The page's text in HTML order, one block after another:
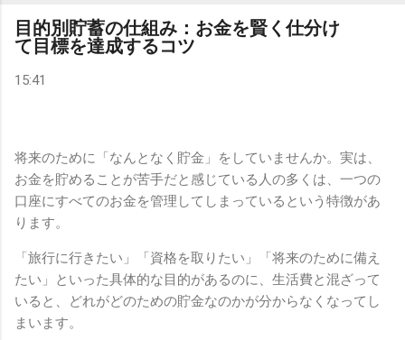
目的別貯蓄の仕組み：お金を賢く仕分け
て目標を達成するコツ
15:41
将来のために「なんとなく貯金」をしていませんか。実は、
お金を貯めることが苦手だと感じている人の多くは、一つの
口座にすべてのお金を管理してしまっているという特徴があ
ります。
「旅行に行きたい」「資格を取りたい」「将来のために備え
たい」といった具体的な目的があるのに、生活費と混ざって
いると、どれがどのための貯金なのかが分からなくなってし
まいます。